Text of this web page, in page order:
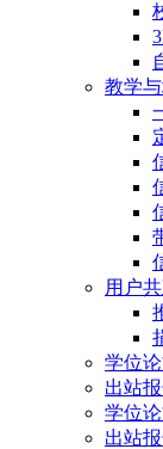
教学与
用户
学位
出站
学位
出站